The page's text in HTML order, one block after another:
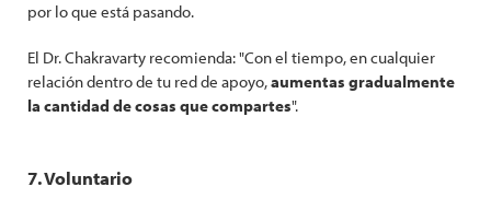
por lo que está pasando.
El Dr. Chakravarty recomienda: "Con el tiempo, en cualquier
relación dentro de tu red de apoyo,aumentas gradualmente
la cantidad de cosas que compartes".
7. Voluntario